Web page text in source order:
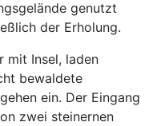
genutzt
der Erholung.
mit Insel, laden
bewaldete
ein. Der Eingang
zwei steinernen